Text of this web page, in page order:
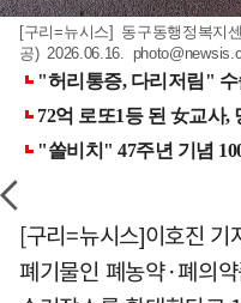
[구리=뉴시스] 동구동행정복지
공) 2026.06.16.
[구리=뉴시스]이호진
폐기물인 폐농약·폐의